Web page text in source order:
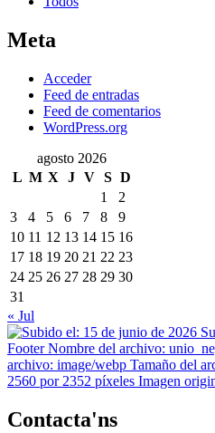
Meta
Acceder
Feed de entradas
Feed de comentarios
WordPress.org
agosto 2026
L M X J V S D
1
2
3
4 5 6 7 8
9
10 11 12 13 14 15 16
17 18 19 20 21 22 23
24 25 26 27 28 29 30
31
« Jul
Contacta'ns